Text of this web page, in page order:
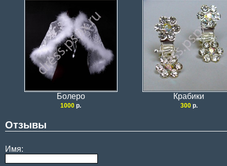
Болеро Крабики
1000 р. 300р.
Отзывы
Имя: